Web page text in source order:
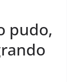
pudo,